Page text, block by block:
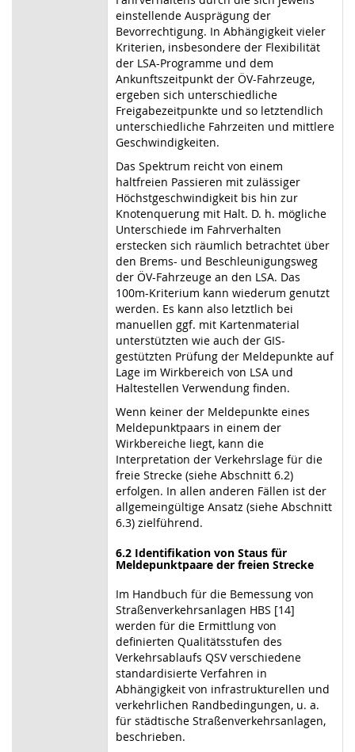
einstellende Ausprägung der
Bevorrechtigung. In Abhängigkeit vieler
Kriterien, insbesondere der Flexibilität
der LSA-Programme und dem
Ankunftszeitpunkt der ÖV-Fahrzeuge,
ergeben sich unterschiedliche
Freigabezeitpunkte und so letztendlich
unterschiedliche Fahrzeiten und mittlere
Geschwindigkeiten.
Das Spektrum reicht von einem
haltfreien Passieren mit zulässiger
Höchstgeschwindigkeit bis hin zur
Knotenquerung mit Halt. D. h. mögliche
Unterschiede im Fahrverhalten
erstecken sich räumlich betrachtet über
den Brems- und Beschleunigungsweg
der ÖV-Fahrzeuge an den LSA. Das
100m-Kriterium kann wiederum genutzt
werden. Es kann also letztlich bei
manuellen ggf. mit Kartenmaterial
unterstützten wie auch der GIS-
gestützten Prüfung der Meldepunkte auf
Lage im Wirkbereich von LSA und
Haltestellen Verwendung finden.
Wenn keiner der Meldepunkte eines
Meldepunktpaars in einem der
Wirkbereiche liegt, kann die
Interpretation der Verkehrslage für die
freie Strecke (siehe Abschnitt 6.2)
erfolgen. In allen anderen Fällen ist der
allgemeingültige Ansatz (siehe Abschnitt
6.3) zielführend.
6.2 Identifikation von Staus für
Meldepunktpaare der freien Strecke
Im Handbuch für die Bemessung von
Straßenverkehrsanlagen HBS [14]
werden für die Ermittlung von
definierten Qualitätsstufen des
Verkehrsablaufs QSV verschiedene
standardisierte Verfahren in
Abhängigkeit von infrastrukturellen und
verkehrlichen Randbedingungen, u. a.
für städtische Straßenverkehrsanlagen,
beschrieben.